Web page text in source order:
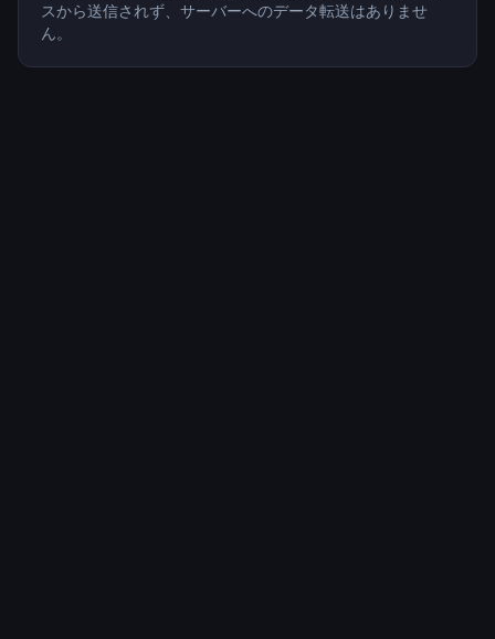
スから送信されず、サーバーへのデータ転送はありませ
ん。